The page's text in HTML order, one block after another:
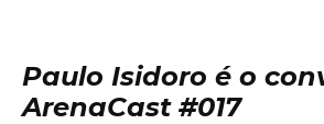
Paulo Isidoro é o
ArenaCast #017